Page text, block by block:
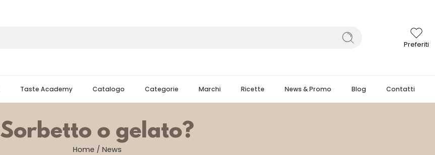
Preferiti
Taste Academy Catalogo Categorie Marchi Ricette News & Promo Blog Contatti
Sorbetto o gelato?
Home / News